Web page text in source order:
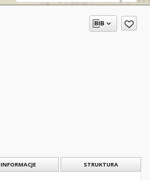
INFORMACJE STRUKTURA